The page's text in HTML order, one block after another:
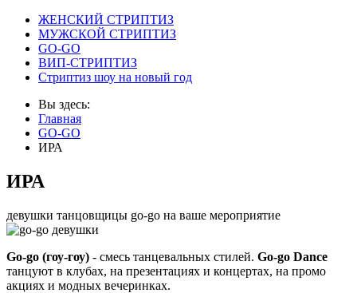
ЖЕНСКИЙ СТРИПТИЗ
МУЖСКОЙ СТРИПТИЗ
GO-GO
ВИП-СТРИПТИЗ
Стриптиз шоу на новый год
Вы здесь:
Главная
GO-GO
ИРА
ИРА
девушки танцовщицы go-go на ваше мероприятие
Go-go (гоу-гоу) - смесь танцевальных стилей. Go-go Dance
танцуют в клубах, на презентациях и концертах, на промо
акциях и модных вечеринках.